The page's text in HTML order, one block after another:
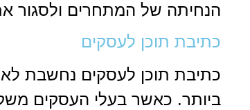
הנחיתה של המתחרים ולסגור
כתיבת תוכן לעסקים
כתיבת תוכן לעסקים נחשבת
ביותר. כאשר בעלי העסקים